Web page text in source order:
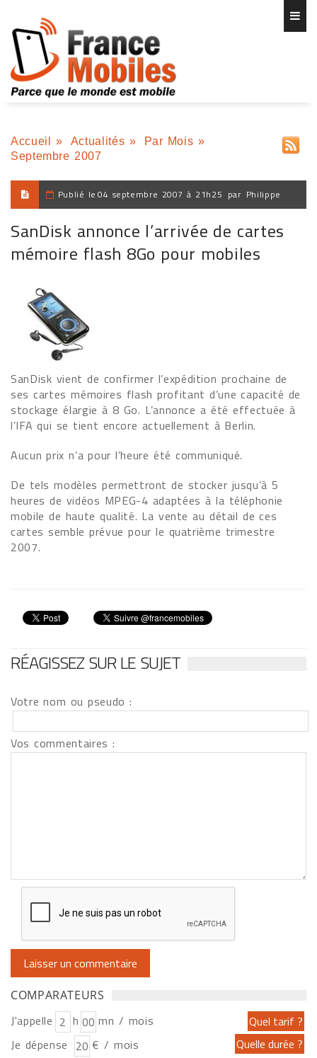
Accueil » Actualités » Par Mois »
Septembre 2007
Publié le 04 septembre 2007 à 21h25 par Philippe
SanDisk annonce l’arrivée de cartes
mémoire flash 8Go pour mobiles
SanDisk vient de confirmer l’expédition prochaine de
ses cartes mémoires flash profitant d’une capacité de
stockage élargie à 8 Go. L’annonce a été effectuée à
l’IFA qui se tient encore actuellement à Berlin.
Aucun prix n’a pour l’heure été communiqué.
De tels modèles permettront de stocker jusqu’à 5
heures de vidéos MPEG-4 adaptées à la téléphonie
mobile de haute qualité. La vente au détail de ces
cartes semble prévue pour le quatrième trimestre
2007.
RÉAGISSEZ SUR LE SUJET
Votre nom ou pseudo :
Vos commentaires :
COMPARATEURS
J'appelle h
mn / mois
Je dépense
€ / mois